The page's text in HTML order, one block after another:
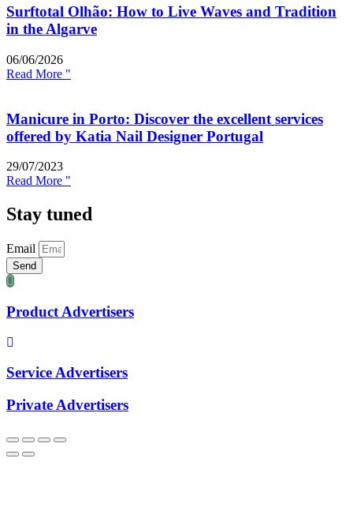
Surftotal Olhão: How to Live Waves and Tradition
in the Algarve
06/06/2026
Read More "
Manicure in Porto: Discover the excellent services
offered by Katia Nail Designer Portugal
29/07/2023
Read More "
Stay tuned
Email
Send
Product Advertisers
Service Advertisers
Private Advertisers